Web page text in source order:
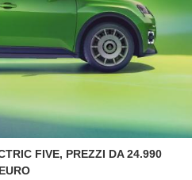
FIVE, PREZZI DA 24.990
EURO